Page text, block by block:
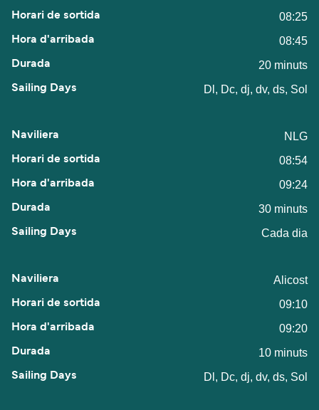
08:25
08:45
20 minuts
Dl, Dc, dj, dv, ds, Sol
NLG
08:54
09:24
30 minuts
Cada dia
Alicost
09:10
09:20
10 minuts
Dl, Dc, dj, dv, ds, Sol